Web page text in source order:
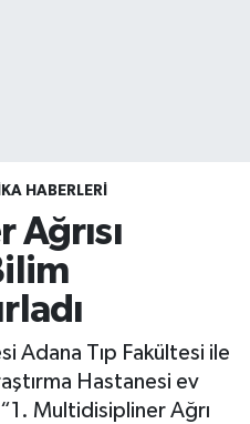
HABERLERI
Ağrısı
Adana Tıp Fakültesi ile
Hastanesi ev
Multidisipliner Ağrı